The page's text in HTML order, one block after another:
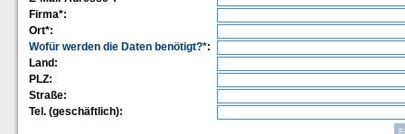
Firma*:
Ort*:
Wofür werden die Daten benötigt?*:
Land:
PLZ:
Straße:
Tel. (geschäftlich):